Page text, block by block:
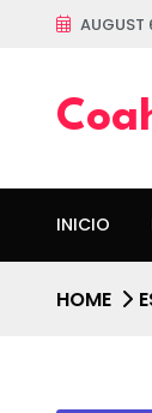
AUGUST
INICIO
HOME